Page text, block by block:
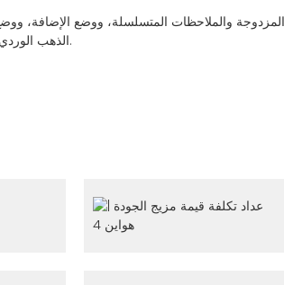
والملاحظات المتسلسلة، ووضع الإضافة، ووضع
الذهب الوردي أو الرمادي الأبيض؛ يحتوي على كشف الأشعة فوق البنفسجية والمغناطيسية والأشعة تحت الحمراء.